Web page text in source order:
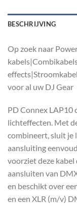
BESCHRIJVING
Op zoek naar
voor al uw DJ Gear
PD Connex LAP10
lichteffecten. Met
combineert, sluit je
aansluiting
voorziet deze
aansluiten van
en beschikt over
en een XLR (m/v)